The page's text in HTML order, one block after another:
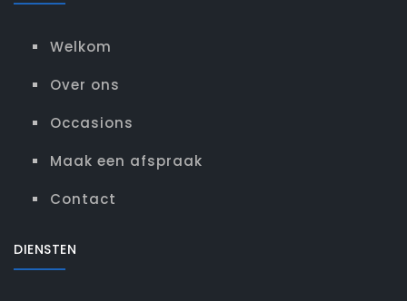
Welkom
Over ons
Occasions
Maak een afspraak
Contact
DIENSTEN